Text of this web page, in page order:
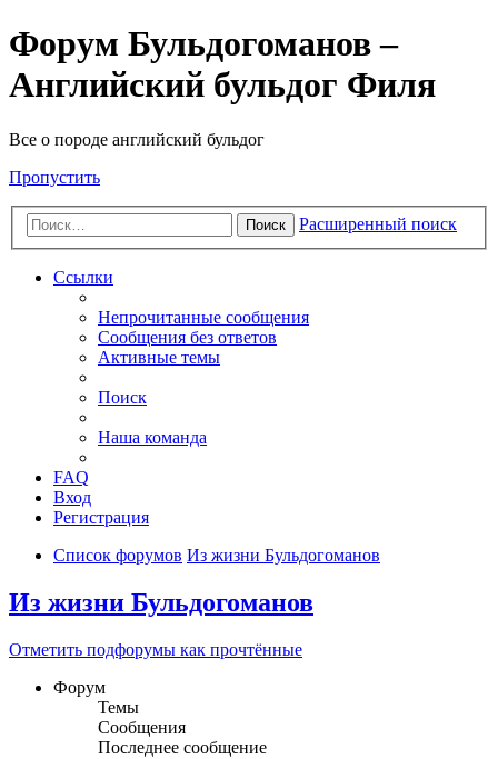
Форум Бульдогоманов –
Английский бульдог Филя
Все о породе английский бульдог
Пропустить
Поиск Расширенный поиск
Ссылки
Непрочитанные сообщения
Сообщения без ответов
Активные темы
Поиск
Наша команда
FAQ
Вход
Регистрация
Список форумов Из жизни Бульдогоманов
Из жизни Бульдогоманов
Отметить подфорумы как прочтённые
Форум
Темы
Сообщения
Последнее сообщение